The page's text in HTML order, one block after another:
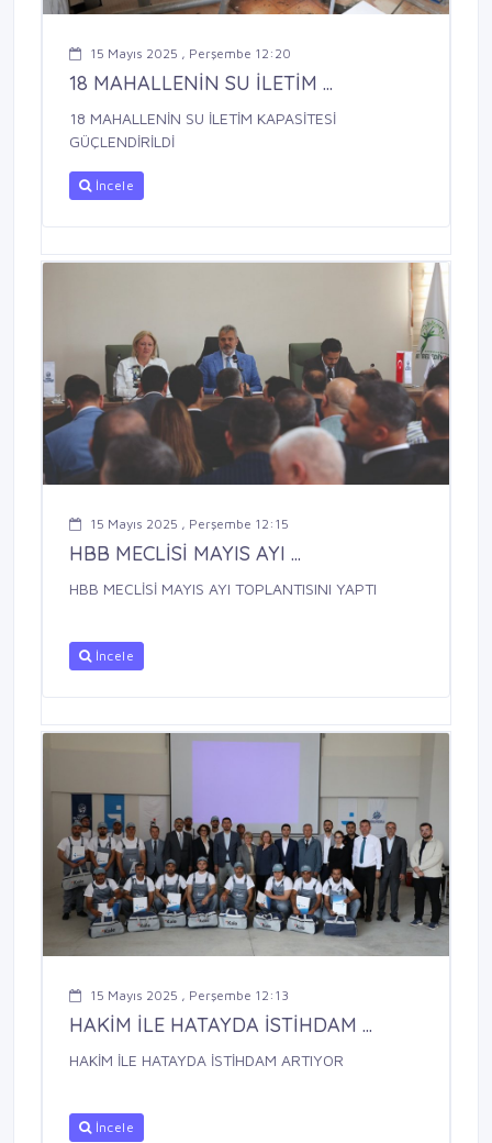
15 Mayıs 2025 , Perşembe 12:20
18 MAHALLENİN SU İLETİM ...
18 MAHALLENİN SU İLETİM KAPASİTESİ
GÜÇLENDİRİLDİ
İncele
15 Mayıs 2025 , Perşembe 12:15
HBB MECLİSİ MAYIS AYI ...
HBB MECLİSİ MAYIS AYI TOPLANTISINI YAPTI
İncele
15 Mayıs 2025 , Perşembe 12:13
HAKİM İLE HATAYDA İSTİHDAM ...
HAKİM İLE HATAYDA İSTİHDAM ARTIYOR
İncele